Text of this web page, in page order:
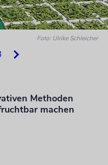
Foto: Ulrike Schleicher
Methoden
machen